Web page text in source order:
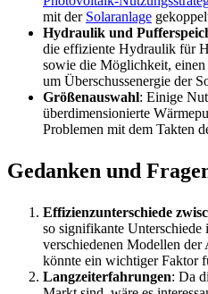
mit der Solaranlage
Hydraulik und
die effiziente Hydraulik für
sowie die Möglichkeit,
um Überschussenergie der
Größenauswahl: Einige
überdimensionierte
Problemen mit dem Takten
Gedanken und
Effizienzunterschiede
so signifikante
verschiedenen Modellen der
könnte ein wichtiger Faktor
Langzeiterfahrungen: Da